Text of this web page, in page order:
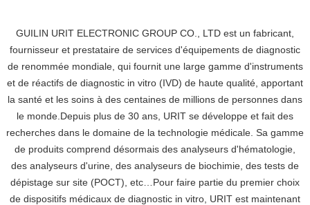
GUILIN URIT ELECTRONIC GROUP CO., LTD est un fabricant,
fournisseur et prestataire de services d'équipements de diagnostic
de renommée mondiale, qui fournit une large gamme d'instruments
et de réactifs de diagnostic in vitro (IVD) de haute qualité, apportant
la santé et les soins à des centaines de millions de personnes dans
le monde.Depuis plus de 30 ans, URIT se développe et fait des
recherches dans le domaine de la technologie médicale. Sa gamme
de produits comprend désormais des analyseurs d'hématologie,
des analyseurs d'urine, des analyseurs de biochimie, des tests de
dépistage sur site (POCT), etc…Pour faire partie du premier choix
de dispositifs médicaux de diagnostic in vitro, URIT est maintenant